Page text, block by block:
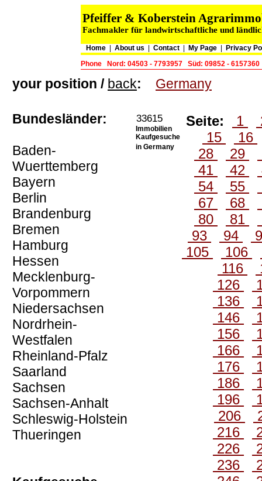
Pfeiffer & Koberstein
Fachmakler für landwirtschaftliche und
Home About us Contact My Page
Privacy
Phone
Nord: 04503 - 7793957 Süd: 09852 - 6157360
your position / back: Germany
Bundesländer:
Baden-
Wuerttemberg
Bayern
Berlin
Brandenburg
Bremen
Hamburg
Hessen
Mecklenburg-
Vorpommern
Niedersachsen
Nordrhein-
Westfalen
Rheinland-Pfalz
Saarland
Sachsen
Sachsen-Anhalt
Schleswig-Holstein
Thueringen
33615
Immobilien
Kaufgesuche
in Germany
Seite: 1
15
16
28
29
41
42
54
55
67
68
80
81
93
94
105
106
116
126
136
146
156
166
176
186
196
206
216
226
236